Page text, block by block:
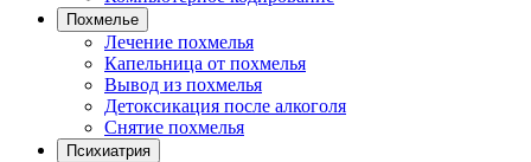
Похмелье
Лечение похмелья
Капельница от похмелья
Вывод из похмелья
Детоксикация после алкоголя
Снятие похмелья
Психиатрия